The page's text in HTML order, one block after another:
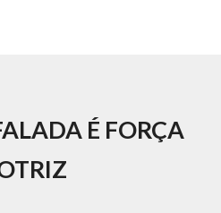
É FORÇA